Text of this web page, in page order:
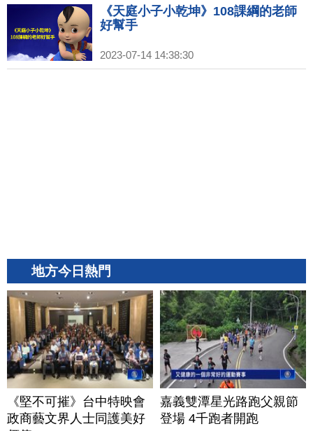
《天庭小子小乾坤》108課綱的老師
好幫手
2023-07-14 14:38:30
地方今日熱門
《堅不可摧》台中特映會
政商藝文界人士同護美好
嘉義雙潭星光路跑父親節
登場 4千跑者開跑